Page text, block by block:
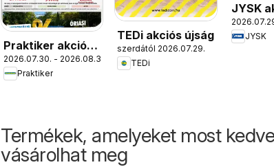
Praktiker akciós
újság
2026.07.30. - 2026.08.31.
Praktiker
TEDi akciós újság
szerdától 2026.07.29.
TEDi
JYSK
újság
JYSK
Termékek, amelyeket most
vásárolhat meg